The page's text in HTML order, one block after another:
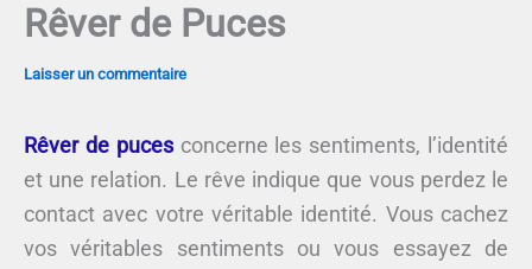
Rêver de Puces
Laisser un commentaire
Rêver de pucesconcerne les sentiments, l’identité
et une relation. Le rêve indique que vous perdez le
contact avec votre véritable identité. Vous cachez
vos véritables sentiments ou vous essayez de